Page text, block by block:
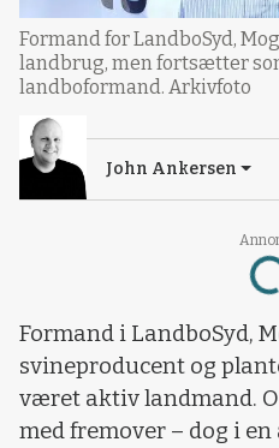
Formand for LandboSyd,
landbrug, men fortsætter
landboformand. Arkivfoto
John Ankersen
Formand i LandboSyd,
svineproducent og
været aktiv landmand.
med fremover – dog i